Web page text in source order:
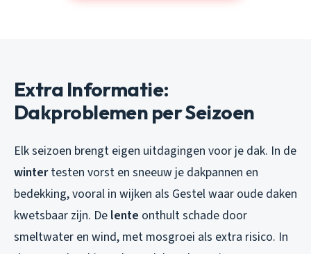
Extra Informatie:
Dakproblemen per Seizoen
Elk seizoen brengt eigen uitdagingen voor je dak. In de
wintertesten vorst en sneeuw je dakpannen en
bedekking, vooral in wijken als Gestel waar oude daken
kwetsbaar zijn. De lente onthult schade door
smeltwater en wind, met mosgroei als extra risico. In